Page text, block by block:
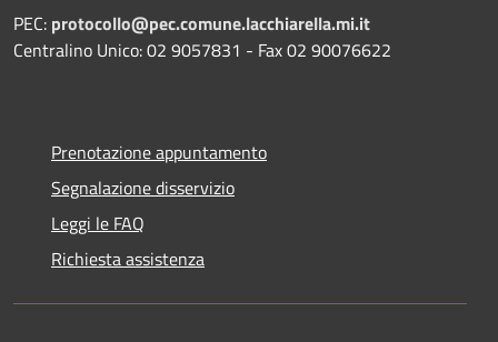
PEC: protocollo@pec.comune.lacchiarella.mi.it
Centralino Unico: 02 9057831 - Fax 02 90076622
Prenotazione appuntamento
Segnalazione disservizio
Leggi le FAQ
Richiesta assistenza